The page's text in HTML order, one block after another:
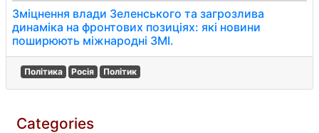
Зміцнення влади Зеленського та загрозлива
динаміка на фронтових позиціях: які новини
поширюють міжнародні ЗМІ.
Політика Росія Політик
Categories